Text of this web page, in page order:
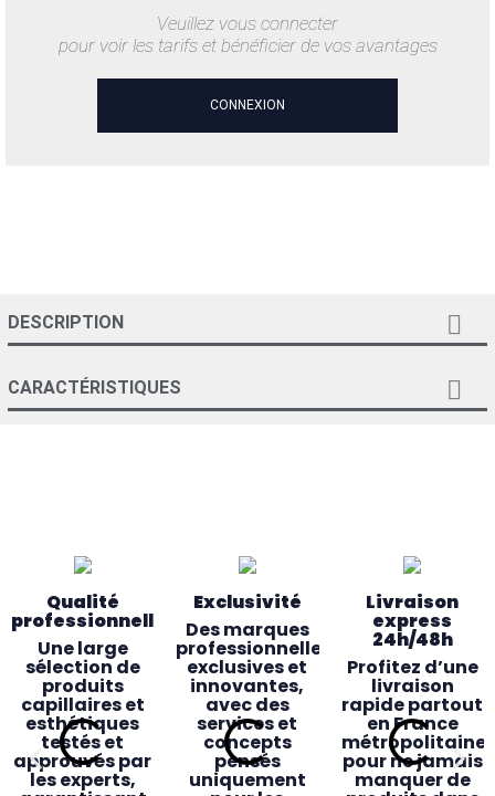
Veuillez vous connecter
pour voir les tarifs et bénéficier de vos avantages
CONNEXION
DESCRIPTION 
CARACTÉRISTIQUES 
Qualité
professionnelle
Une large
sélection de
produits
capillaires et
esthétiques
testés et
approuvés par
les experts,
Exclusivité
Des marques
professionnelles
exclusives et
innovantes,
avec des
services et
concepts
pensés
uniquement
Livraison
express
24h/48h
Profitez d’une
livraison
rapide partout
en France
métropolitaine
pour ne jamais
manquer de